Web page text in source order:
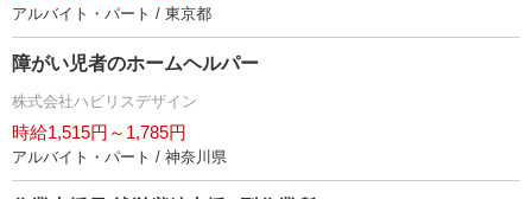
アルバイト・パート / 東京都
障がい児者のホームヘルパー
株式会社ハビリスデザイン
時給1,515円～1,785円
アルバイト・パート / 神奈川県